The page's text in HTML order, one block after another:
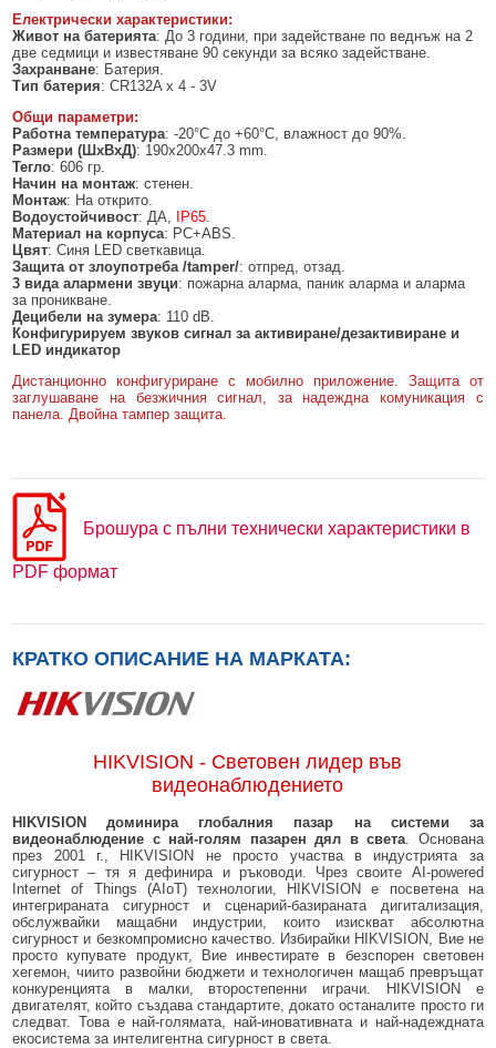
Електрически характеристики:
Живот на батерията: До 3 години, при задействане по веднъж на 2
две седмици и известяване 90 секунди за всяко задействане.
Захранване: Батерия.
Тип батерия: CR132A x 4 - 3V
Общи параметри:
Работна температура: -20°C до +60°C, влажност до 90%.
Размери (ШxВxД): 190x200x47.3 mm.
Тегло: 606 гр.
Начин на монтаж: стенен.
Монтаж: На открито.
Водоустойчивост: ДА, IP65.
Материал на корпуса: PC+ABS.
Цвят: Синя LED светкавица.
Защита от злоупотреба /tamper/: отпред, отзад.
3 вида алармени звуци: пожарна аларма, паник аларма и аларма
за проникване.
Децибели на зумера: 110 dB.
Конфигурируем звуков сигнал за активиране/дезактивиране и
LED индикатор
Дистанционно конфигуриране с мобилно приложение. Защита от
заглушаване на безжичния сигнал, за надеждна комуникация с
панела. Двойна тампер защита.
Брошура с пълни технически характеристики в
PDF формат
КРАТКО ОПИСАНИЕ НА МАРКАТА:
HIKVISION - Световен лидер във
видеонаблюдението
HIKVISION доминира глобалния пазар на системи за
видеонаблюдение с най-голям пазарен дял в света . Основана
през 2001 г., HIKVISION не просто участва в индустрията за
сигурност – тя я дефинира и ръководи. Чрез своите AI-powered
Internet of Things (AIoT) технологии, HIKVISION е посветена на
интегрираната сигурност и сценарий-базираната дигитализация,
обслужвайки мащабни индустрии, които изискват абсолютна
сигурност и безкомпромисно качество. Избирайки HIKVISION, Вие не
просто купувате продукт, Вие инвестирате в безспорен световен
хегемон, чиито развойни бюджети и технологичен мащаб превръщат
конкуренцията в малки, второстепенни играчи. HIKVISION е
двигателят, който създава стандартите, докато останалите просто ги
следват. Това е най-голямата, най-иновативната и най-надеждната
екосистема за интелигентна сигурност в света.